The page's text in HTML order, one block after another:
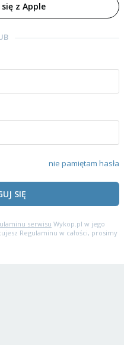
z Apple
nie pamiętam hasła
SIĘ
serwisu Wykop.pl w jego
Regulaminu w całości, prosimy